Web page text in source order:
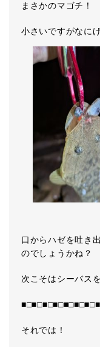
まさかのマゴチ！
小さいですがなに
口からハゼを吐き
のでしょうかね？
次こそはシーバス
それでは！